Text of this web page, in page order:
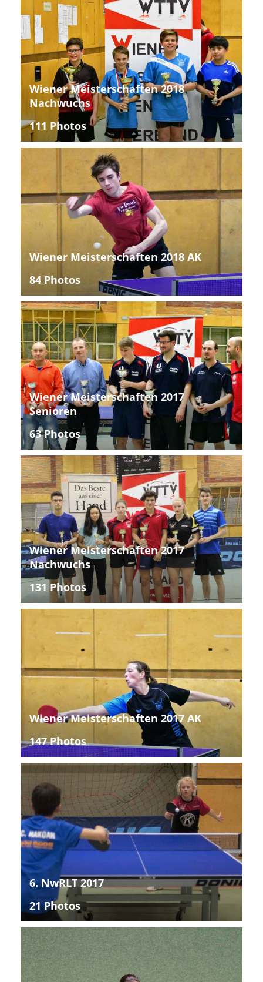
Wiener Meisterschaften 2018
Nachwuchs
111 Photos
Wiener Meisterschaften 2018 AK
84 Photos
Wiener Meisterschaften 2017
Senioren
63 Photos
Wiener Meisterschaften 2017
Nachwuchs
131 Photos
Wiener Meisterschaften 2017 AK
147 Photos
6. NwRLT 2017
21 Photos